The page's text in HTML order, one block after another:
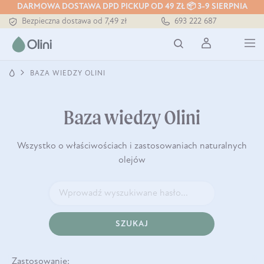
DARMOWA DOSTAWA DPD PICKUP OD 49 ZŁ 📦 3-9 SIERPNIA
Bezpieczna dostawa od 7,49 zł
Darmowa dostawa od 199 zł
Tłoczony zawsze na zimno
693 222 687
BAZA WIEDZY OLINI
Baza wiedzy Olini
Wszystko o właściwościach i zastosowaniach naturalnych
olejów
SZUKAJ
Zastosowanie: